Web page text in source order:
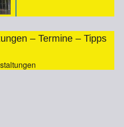
– Termine – Tipps